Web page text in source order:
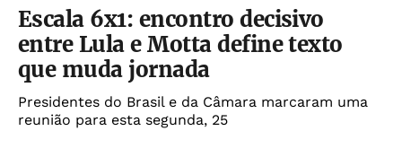
Escala 6x1: encontro decisivo
entre Lula e Motta define texto
que muda jornada
Presidentes do Brasil e da Câmara marcaram uma
reunião para esta segunda, 25